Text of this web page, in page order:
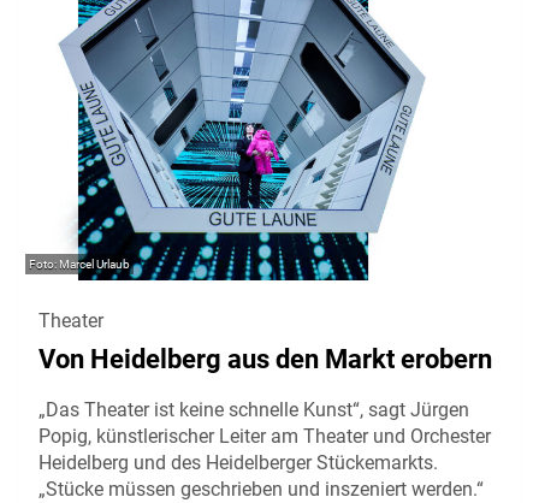
Marcel Urlaub
Theater
Von Heidelberg aus den Markt erobern
„Das Theater ist keine schnelle Kunst“, sagt Jürgen
Popig, künstlerischer Leiter am Theater und Orchester
Heidelberg und des Heidelberger Stückemarkts.
„Stücke müssen geschrieben und inszeniert werden.“